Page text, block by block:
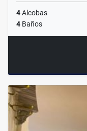
4Alcobas
4 Baños